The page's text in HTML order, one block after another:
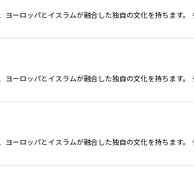
ーロッパとイスラムが融合した独自の文化を持ちます。
ーロッパとイスラムが融合した独自の文化を持ちます。
ーロッパとイスラムが融合した独自の文化を持ちます。